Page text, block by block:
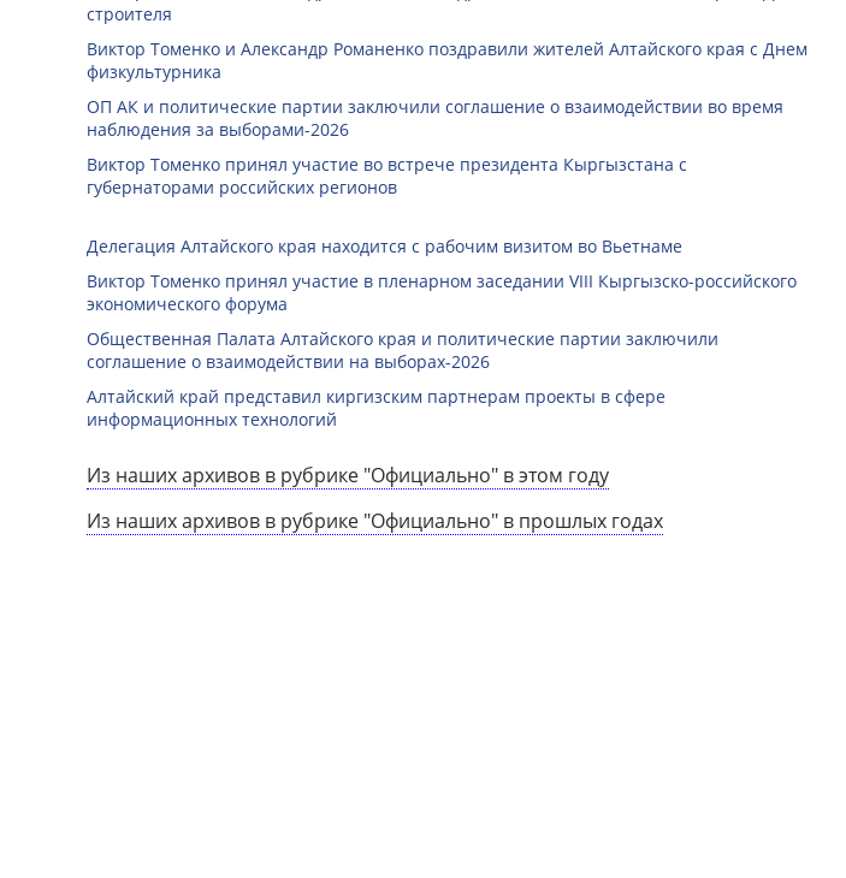
строителя
Виктор Томенко и Александр Романенко поздравили жителей Алтайского края с Днем
физкультурника
ОП АК и политические партии заключили соглашение о взаимодействии во время
наблюдения за выборами-2026
Виктор Томенко принял участие во встрече президента Кыргызстана с
губернаторами российских регионов
Делегация Алтайского края находится с рабочим визитом во Вьетнаме
Виктор Томенко принял участие в пленарном заседании VIII Кыргызско-российского
экономического форума
Общественная Палата Алтайского края и политические партии заключили
соглашение о взаимодействии на выборах-2026
Алтайский край представил киргизским партнерам проекты в сфере
информационных технологий
Из наших архивов в рубрике "Официально" в этом году
Из наших архивов в рубрике "Официально" в прошлых годах